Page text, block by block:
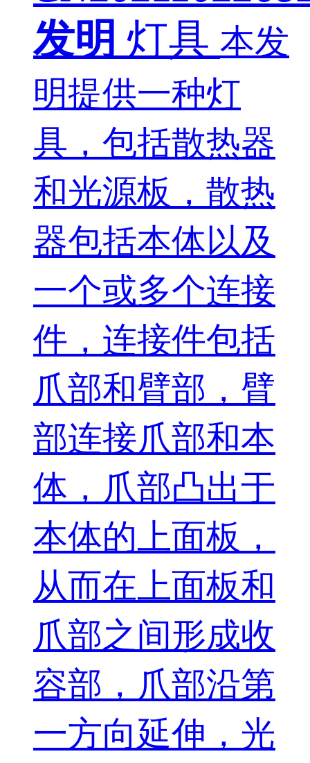
发明 灯具 本发
明提供一种灯
具，包括散热器
和光源板，散热
器包括本体以及
一个或多个连接
件，连接件包括
爪部和臂部，臂
部连接爪部和本
体，爪部凸出于
本体的上面板，
从而在上面板和
爪部之间形成收
容部，爪部沿第
一方向延伸，光